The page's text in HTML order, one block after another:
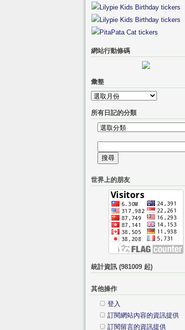
網站行動條碼
彙整
彙
整
所有日記的分類
所
日
記
分
尋
鍵
世界上的朋友
統計資訊 (981009 起)
其他操作
登入
訂閱網站內容的資訊提供
訂閱留言的資訊提供